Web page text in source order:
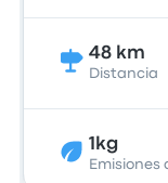
48 km
Distancia
1kg
Emisiones